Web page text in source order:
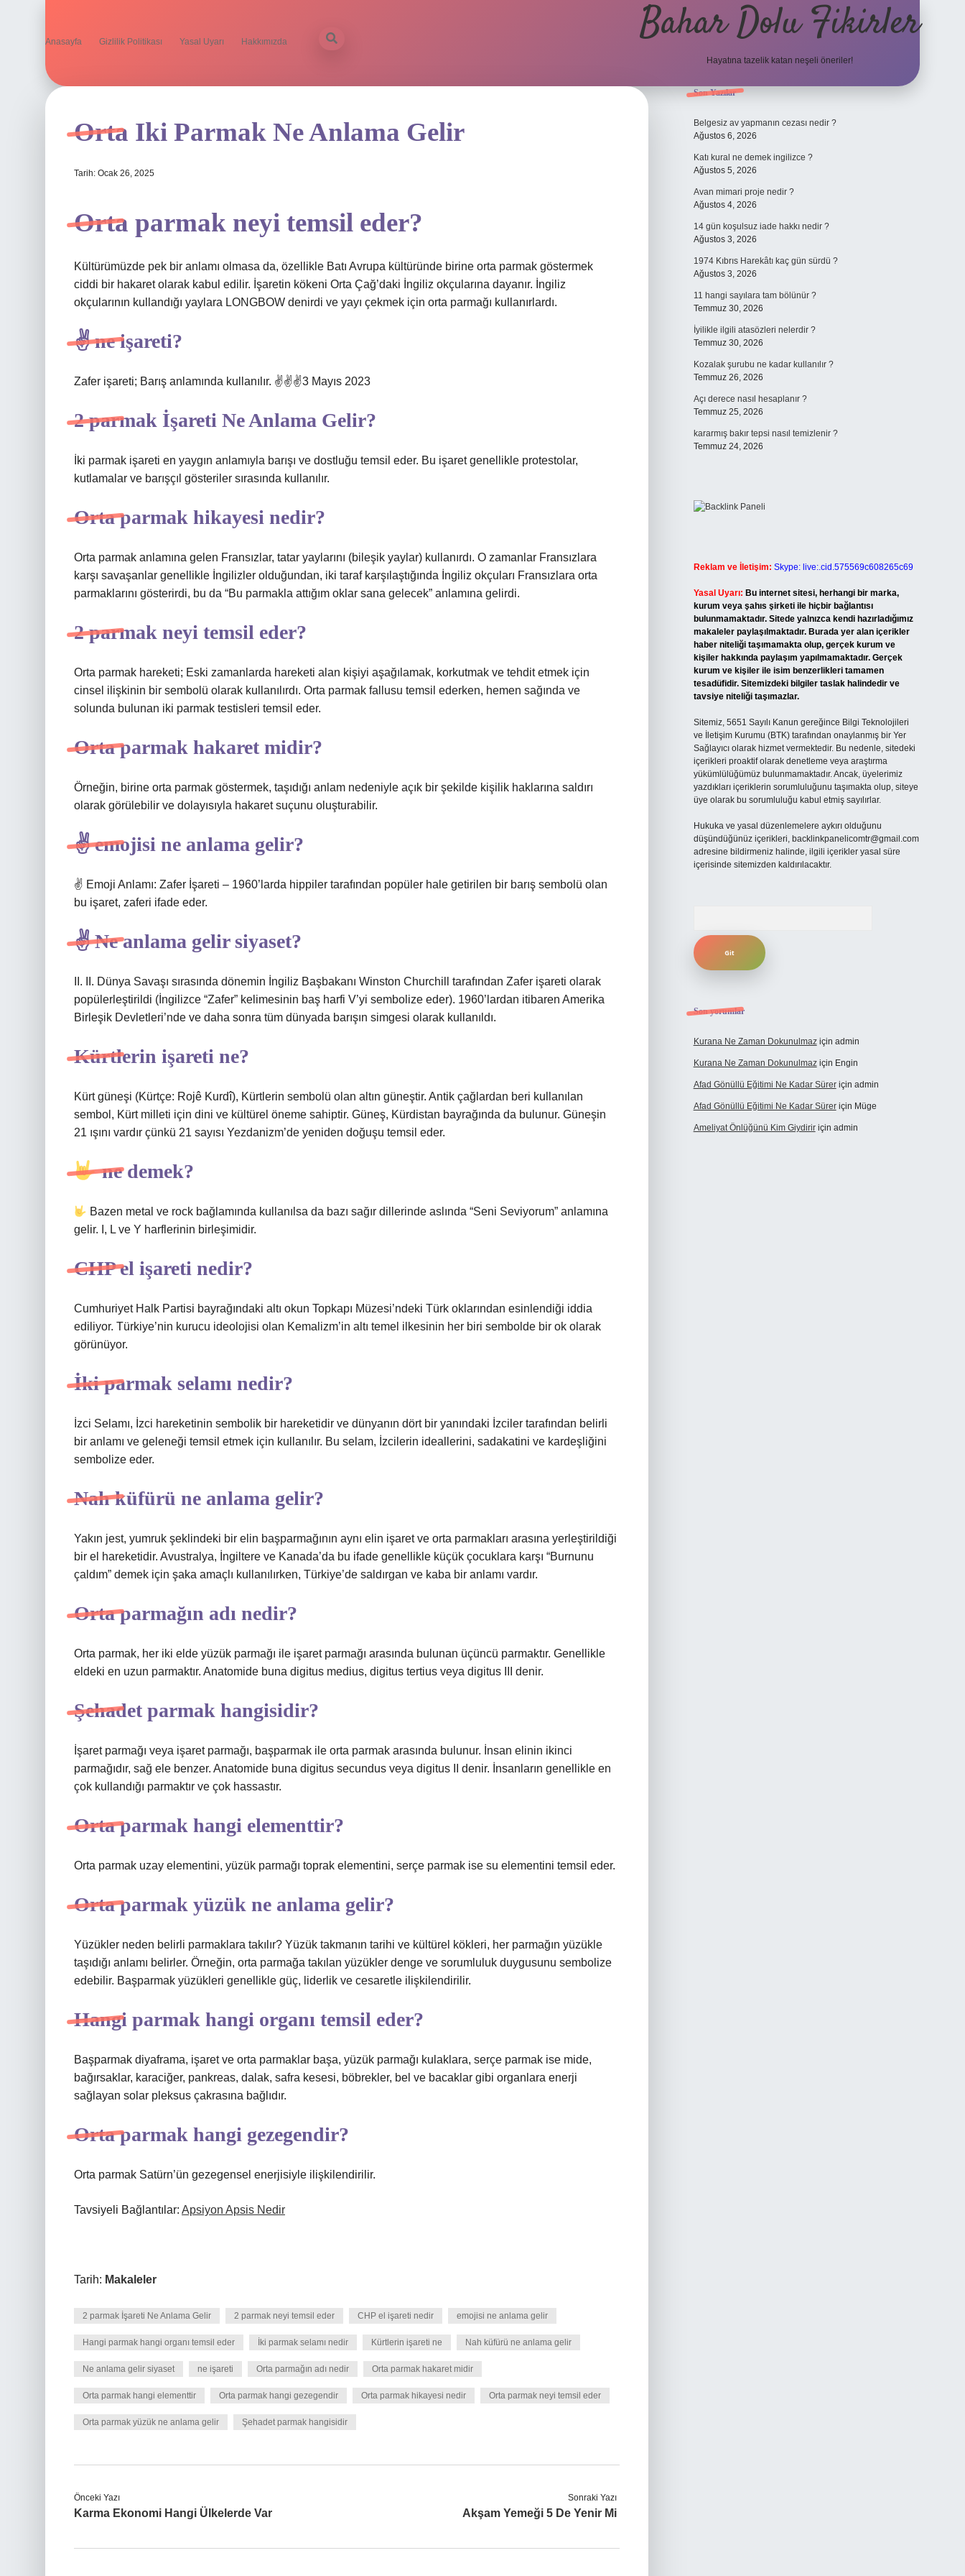
Anasayfa Gizlilik Politikası Yasal Uyarı Hakkımızda Bahar Dolu Fikirler
Hayatına tazelik katan neşeli öneriler!
Orta Iki Parmak Ne Anlama Gelir
Tarih: Ocak 26, 2025
Orta parmak neyi temsil eder?
Kültürümüzde pek bir anlamı olmasa da, özellikle Batı Avrupa kültüründe birine orta parmak göstermek
ciddi bir hakaret olarak kabul edilir. İşaretin kökeni Orta Çağ’daki İngiliz okçularına dayanır. İngiliz
okçularının kullandığı yaylara LONGBOW denirdi ve yayı çekmek için orta parmağı kullanırlardı.
✌ ne işareti?
Zafer işareti; Barış anlamında kullanılır. ✌️✌️✌️3 Mayıs 2023
2 parmak İşareti Ne Anlama Gelir?
İki parmak işareti en yaygın anlamıyla barışı ve dostluğu temsil eder. Bu işaret genellikle protestolar,
kutlamalar ve barışçıl gösteriler sırasında kullanılır.
Orta parmak hikayesi nedir?
Orta parmak anlamına gelen Fransızlar, tatar yaylarını (bileşik yaylar) kullanırdı. O zamanlar Fransızlara
karşı savaşanlar genellikle İngilizler olduğundan, iki taraf karşılaştığında İngiliz okçuları Fransızlara orta
parmaklarını gösterirdi, bu da “Bu parmakla attığım oklar sana gelecek” anlamına gelirdi.
2 parmak neyi temsil eder?
Orta parmak hareketi; Eski zamanlarda hareketi alan kişiyi aşağılamak, korkutmak ve tehdit etmek için
cinsel ilişkinin bir sembolü olarak kullanılırdı. Orta parmak fallusu temsil ederken, hemen sağında ve
solunda bulunan iki parmak testisleri temsil eder.
Orta parmak hakaret midir?
Örneğin, birine orta parmak göstermek, taşıdığı anlam nedeniyle açık bir şekilde kişilik haklarına saldırı
olarak görülebilir ve dolayısıyla hakaret suçunu oluşturabilir.
✌ emojisi ne anlama gelir?
✌️ Emoji Anlamı: Zafer İşareti – 1960’larda hippiler tarafından popüler hale getirilen bir barış sembolü olan
bu işaret, zaferi ifade eder.
✌ Ne anlama gelir siyaset?
II. II. Dünya Savaşı sırasında dönemin İngiliz Başbakanı Winston Churchill tarafından Zafer işareti olarak
popülerleştirildi (İngilizce “Zafer” kelimesinin baş harfi V’yi sembolize eder). 1960’lardan itibaren Amerika
Birleşik Devletleri’nde ve daha sonra tüm dünyada barışın simgesi olarak kullanıldı.
Kürtlerin işareti ne?
Kürt güneşi (Kürtçe: Rojê Kurdî), Kürtlerin sembolü olan altın güneştir. Antik çağlardan beri kullanılan
sembol, Kürt milleti için dini ve kültürel öneme sahiptir. Güneş, Kürdistan bayrağında da bulunur. Güneşin
21 ışını vardır çünkü 21 sayısı Yezdanizm’de yeniden doğuşu temsil eder.
ne demek?
Bazen metal ve rock bağlamında kullanılsa da bazı sağır dillerinde aslında “Seni Seviyorum” anlamına
gelir. I, L ve Y harflerinin birleşimidir.
CHP el işareti nedir?
Cumhuriyet Halk Partisi bayrağındaki altı okun Topkapı Müzesi’ndeki Türk oklarından esinlendiği iddia
ediliyor. Türkiye’nin kurucu ideolojisi olan Kemalizm’in altı temel ilkesinin her biri sembolde bir ok olarak
görünüyor.
İki parmak selamı nedir?
İzci Selamı, İzci hareketinin sembolik bir hareketidir ve dünyanın dört bir yanındaki İzciler tarafından belirli
bir anlamı ve geleneği temsil etmek için kullanılır. Bu selam, İzcilerin ideallerini, sadakatini ve kardeşliğini
sembolize eder.
Nah küfürü ne anlama gelir?
Yakın jest, yumruk şeklindeki bir elin başparmağının aynı elin işaret ve orta parmakları arasına yerleştirildiği
bir el hareketidir. Avustralya, İngiltere ve Kanada’da bu ifade genellikle küçük çocuklara karşı “Burnunu
çaldım” demek için şaka amaçlı kullanılırken, Türkiye’de saldırgan ve kaba bir anlamı vardır.
Orta parmağın adı nedir?
Orta parmak, her iki elde yüzük parmağı ile işaret parmağı arasında bulunan üçüncü parmaktır. Genellikle
eldeki en uzun parmaktır. Anatomide buna digitus medius, digitus tertius veya digitus III denir.
Şehadet parmak hangisidir?
İşaret parmağı veya işaret parmağı, başparmak ile orta parmak arasında bulunur. İnsan elinin ikinci
parmağıdır, sağ ele benzer. Anatomide buna digitus secundus veya digitus II denir. İnsanların genellikle en
çok kullandığı parmaktır ve çok hassastır.
Orta parmak hangi elementtir?
Orta parmak uzay elementini, yüzük parmağı toprak elementini, serçe parmak ise su elementini temsil eder.
Orta parmak yüzük ne anlama gelir?
Yüzükler neden belirli parmaklara takılır? Yüzük takmanın tarihi ve kültürel kökleri, her parmağın yüzükle
taşıdığı anlamı belirler. Örneğin, orta parmağa takılan yüzükler denge ve sorumluluk duygusunu sembolize
edebilir. Başparmak yüzükleri genellikle güç, liderlik ve cesaretle ilişkilendirilir.
Hangi parmak hangi organı temsil eder?
Başparmak diyaframa, işaret ve orta parmaklar başa, yüzük parmağı kulaklara, serçe parmak ise mide,
bağırsaklar, karaciğer, pankreas, dalak, safra kesesi, böbrekler, bel ve bacaklar gibi organlara enerji
sağlayan solar pleksus çakrasına bağlıdır.
Orta parmak hangi gezegendir?
Orta parmak Satürn’ün gezegensel enerjisiyle ilişkilendirilir.
Tavsiyeli Bağlantılar: Apsiyon Apsis Nedir
Tarih: Makaleler
2 parmak İşareti Ne Anlama Gelir 2 parmak neyi temsil eder CHP el işareti nedir emojisi ne anlama gelir
Hangi parmak hangi organı temsil eder İki parmak selamı nedir Kürtlerin işareti ne Nah küfürü ne anlama gelir
Ne anlama gelir siyaset ne işareti Orta parmağın adı nedir Orta parmak hakaret midir
Orta parmak hangi elementtir Orta parmak hangi gezegendir Orta parmak hikayesi nedir Orta parmak neyi temsil eder
Orta parmak yüzük ne anlama gelir Şehadet parmak hangisidir
Önceki Yazı
Karma Ekonomi Hangi Ülkelerde Var
Sonraki Yazı
Akşam Yemeği 5 De Yenir Mi
Sidebar
Son Yazılar
Belgesiz av yapmanın cezası nedir ?
Ağustos 6, 2026
Katı kural ne demek ingilizce ?
Ağustos 5, 2026
Avan mimari proje nedir ?
Ağustos 4, 2026
14 gün koşulsuz iade hakkı nedir ?
Ağustos 3, 2026
1974 Kıbrıs Harekâtı kaç gün sürdü ?
Ağustos 3, 2026
11 hangi sayılara tam bölünür ?
Temmuz 30, 2026
İyilikle ilgili atasözleri nelerdir ?
Temmuz 30, 2026
Kozalak şurubu ne kadar kullanılır ?
Temmuz 26, 2026
Açı derece nasıl hesaplanır ?
Temmuz 25, 2026
kararmış bakır tepsi nasıl temizlenir ?
Temmuz 24, 2026
Reklam ve İletişim: Skype: live:.cid.575569c608265c69
Yasal Uyarı: Bu internet sitesi, herhangi bir marka,
kurum veya şahıs şirketi ile hiçbir bağlantısı
bulunmamaktadır. Sitede yalnızca kendi hazırladığımız
makaleler paylaşılmaktadır. Burada yer alan içerikler
haber niteliği taşımamakta olup, gerçek kurum ve
kişiler hakkında paylaşım yapılmamaktadır. Gerçek
kurum ve kişiler ile isim benzerlikleri tamamen
tesadüfidir. Sitemizdeki bilgiler taslak halindedir ve
tavsiye niteliği taşımazlar.
Sitemiz, 5651 Sayılı Kanun gereğince Bilgi Teknolojileri
ve İletişim Kurumu (BTK) tarafından onaylanmış bir Yer
Sağlayıcı olarak hizmet vermektedir. Bu nedenle, sitedeki
içerikleri proaktif olarak denetleme veya araştırma
yükümlülüğümüz bulunmamaktadır. Ancak, üyelerimiz
yazdıkları içeriklerin sorumluluğunu taşımakta olup, siteye
üye olarak bu sorumluluğu kabul etmiş sayılırlar.
Hukuka ve yasal düzenlemelere aykırı olduğunu
düşündüğünüz içerikleri, backlinkpanelicomtr@gmail.com
adresine bildirmeniz halinde, ilgili içerikler yasal süre
içerisinde sitemizden kaldırılacaktır.
Son yorumlar
Kurana Ne Zaman Dokunulmaziçin admin
Kurana Ne Zaman Dokunulmaziçin Engin
Afad Gönüllü Eğitimi Ne Kadar Süreriçin admin
Afad Gönüllü Eğitimi Ne Kadar Süreriçin Müge
Ameliyat Önlüğünü Kim Giydiririçin admin